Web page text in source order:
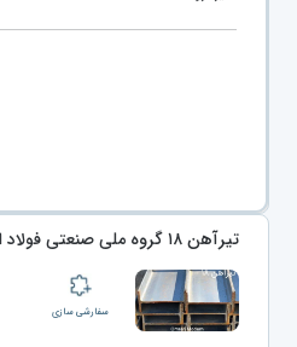
تیرآهن ۱۸ گروه ملی صنعتی فولاد ایران (کوثر اهواز) (IPE۱۸)
سفارشی سازی